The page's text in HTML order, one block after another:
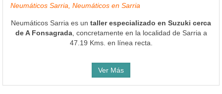
Neumáticos Sarria, Neumáticos en Sarria
Neumáticos Sarria es un taller especializado en Suzuki cerca
de A Fonsagrada, concretamente en la localidad de Sarria a
47.19 Kms. en línea recta.
Ver Más